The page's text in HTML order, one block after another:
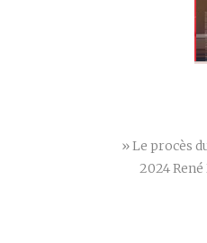
» Le procès
2024